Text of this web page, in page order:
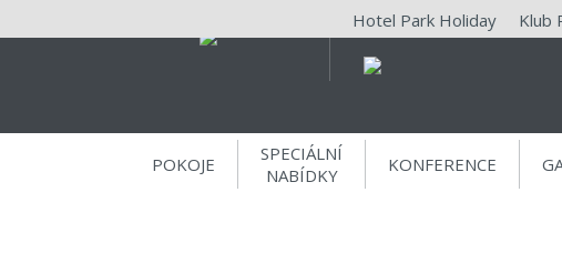
Hotel Park Holiday Klub
POKOJE
SPECIÁLNÍ
NABÍDKY
KONFERENCE